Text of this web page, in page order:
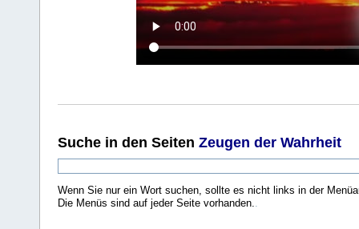
Suche in den Seiten Zeugen der Wahrheit
Wenn Sie nur ein Wort suchen, sollte es nicht links in der
Die Menüs sind auf jeder Seite vorhanden..